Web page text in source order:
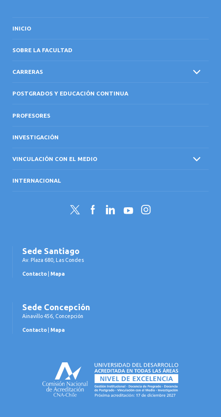
INICIO
SOBRE LA FACULTAD
CARRERAS
POSTGRADOS Y EDUCACIÓN CONTINUA
PROFESORES
INVESTIGACIÓN
VINCULACIÓN CON EL MEDIO
INTERNACIONAL
Twitter FacebookLinkedInYouTubeInstagram
Sede Santiago
Av. Plaza 680, Las Condes
Contacto Mapa
Sede Concepción
Ainavillo 456, Concepción
Contacto Mapa